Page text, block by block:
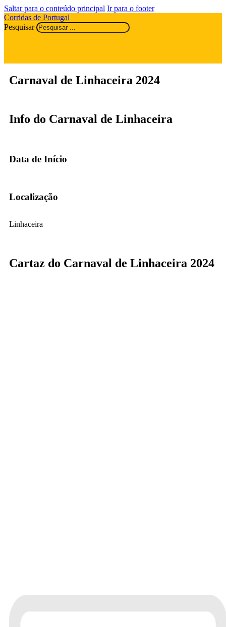
Saltar para o conteúdo principal Ir para o footer
Corridas de Portugal
Pesquisar
Carnaval de Linhaceira 2024
Info do Carnaval de Linhaceira
Data de Início
Localização
Linhaceira
Cartaz do Carnaval de Linhaceira 2024